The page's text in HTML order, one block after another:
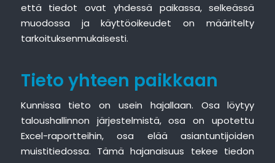
että tiedot ovat yhdessä paikassa, selkeässä
muodossa ja käyttöoikeudet on määritelty
tarkoituksenmukaisesti.
Tieto yhteen paikkaan
Kunnissa tieto on usein hajallaan. Osa löytyy
taloushallinnon järjestelmistä, osa on upotettu
Excel-raportteihin, osa elää asiantuntijoiden
muistitiedossa. Tämä hajanaisuus tekee tiedon